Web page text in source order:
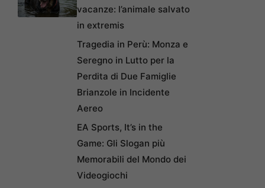
vacanze: l’animale salvato
in extremis
Tragedia in Perù: Monza e
Seregno in Lutto per la
Perdita di Due Famiglie
Brianzole in Incidente
Aereo
EA Sports, It’s in the
Game: Gli Slogan più
Memorabili del Mondo dei
Videogiochi